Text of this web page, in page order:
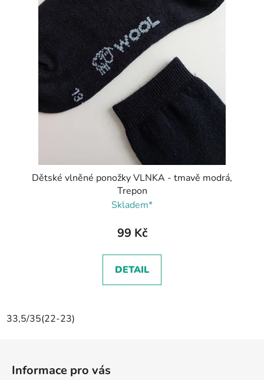
Dětské vlněné ponožky VLNKA - tmavě modrá,
Trepon
Skladem*
99 Kč
DETAIL
33,5/35(22-23)
Informace pro vás